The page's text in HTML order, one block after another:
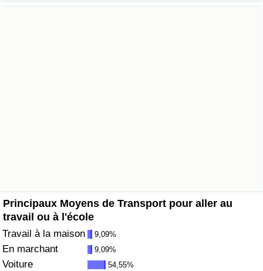
Principaux Moyens de Transport pour aller au
travail ou à l'école
Travail à la maison 9,09%
En marchant 9,09%
Voiture 54,55%
Indice de Pollution par Pays